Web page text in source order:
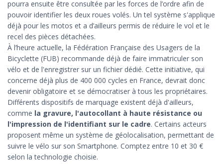
pourra ensuite être consultée par les forces de l’ordre afin de
pouvoir identifier les deux roues volés. Un tel système s'applique
déjà pour les motos et a d’ailleurs permis de réduire le vol et le
recel des pièces détachées.
À l’heure actuelle, la Fédération Française des Usagers de la
Bicyclette (FUB) recommande déjà de faire immatriculer son
vélo et de l'enregistrer sur un fichier dédié. Cette initiative, qui
concerne déjà plus de 400 000 cycles en France, devrait donc
devenir obligatoire et se démocratiser à tous les propriétaires.
Différents dispositifs de marquage existent déjà d'ailleurs,
comme la gravure, l'autocollant à haute résistance ou
l'impression de l'identifiant sur le cadre. Certains acteurs
proposent même un système de géolocalisation, permettant de
suivre le vélo sur son Smartphone. Comptez entre 10 et 30 €
selon la technologie choisie.